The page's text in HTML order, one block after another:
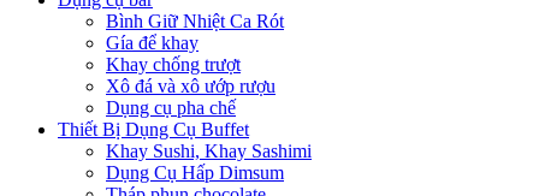
Bình Giữ Nhiệt Ca Rót
Gía để khay
Khay chống trượt
Xô đá và xô ướp rượu
Dụng cụ pha chế
Thiết Bị Dụng Cụ Buffet
Khay Sushi, Khay Sashimi
Dụng Cụ Hấp Dimsum